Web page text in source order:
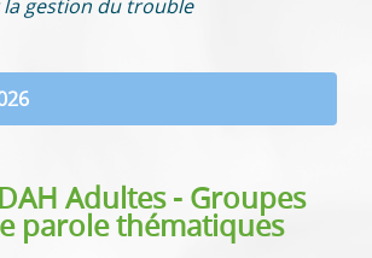
la gestion du trouble
Adultes - Groupes
parole thématiques